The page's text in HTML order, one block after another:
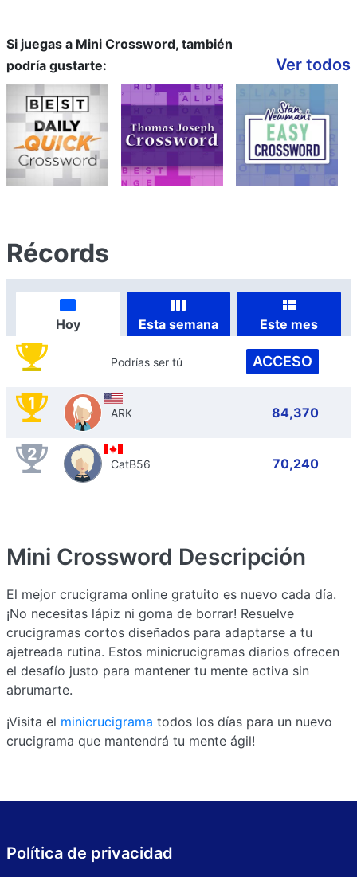
Si juegas a Mini Crossword, también
podría gustarte:
Ver todos
Récords
Hoy Esta semana Este mes
Podrías ser tú ACCESO
1 ARK 84,370
2 CatB56 70,240
Mini Crossword Descripción
El mejor crucigrama online gratuito es nuevo cada día.
¡No necesitas lápiz ni goma de borrar! Resuelve
crucigramas cortos diseñados para adaptarse a tu
ajetreada rutina. Estos minicrucigramas diarios ofrecen
el desafío justo para mantener tu mente activa sin
abrumarte.
¡Visita el minicrucigrama todos los días para un nuevo
crucigrama que mantendrá tu mente ágil!
Política de privacidad